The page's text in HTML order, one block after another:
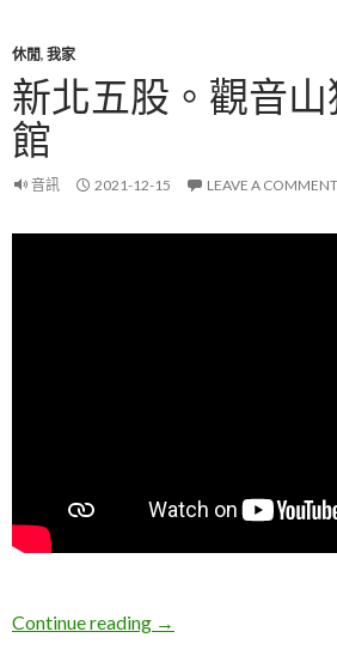
休閒, 我家
新北五股。觀音
館
音訊 2021-12-15 LEAVE A COMMENT
Continue reading 新北五股。觀音山猛
→